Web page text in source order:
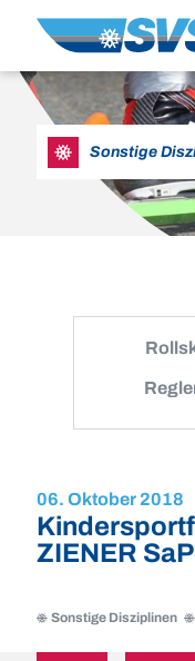
Inhalt
Sonstige
06. Oktober 2018
ZIENER
Sonstige Disziplinen